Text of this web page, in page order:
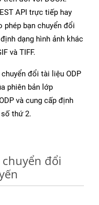
API trực tiếp hay
phép bạn chuyển đổi
dạng hình ảnh khác
và TIFF.
đổi tài liệu ODP
phiên bản lớp
và cung cấp định
thứ 2.
đổi